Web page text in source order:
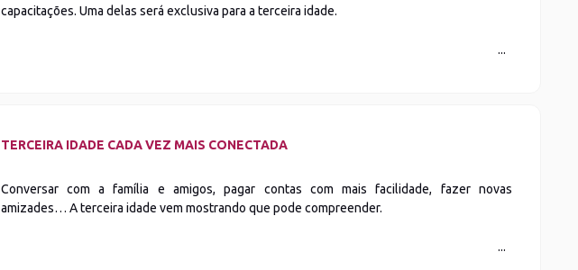
capacitações. Uma delas será exclusiva para a terceira idade.
TERCEIRA IDADE CADA VEZ MAIS CONECTADA
Conversar com a família e amigos, pagar contas com mais facilidade, fazer novas
amizades… A terceira idade vem mostrando que pode compreender.